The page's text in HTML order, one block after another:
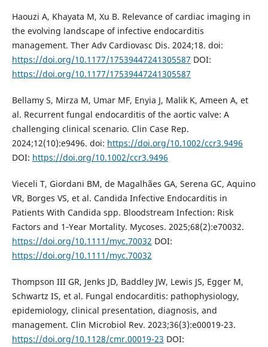
Haouzi A, Khayata M, Xu B. Relevance of cardiac imaging in
the evolving landscape of infective endocarditis
management. Ther Adv Cardiovasc Dis. 2024;18. doi:
https://doi.org/10.1177/17539447241305587 DOI:
https://doi.org/10.1177/17539447241305587
Bellamy S, Mirza M, Umar MF, Enyia J, Malik K, Ameen A, et
al. Recurrent fungal endocarditis of the aortic valve: A
challenging clinical scenario. Clin Case Rep.
2024;12(10):e9496. doi: https://doi.org/10.1002/ccr3.9496
DOI: https://doi.org/10.1002/ccr3.9496
Vieceli T, Giordani BM, de Magalhães GA, Serena GC, Aquino
VR, Borges VS, et al. Candida Infective Endocarditis in
Patients With Candida spp. Bloodstream Infection: Risk
Factors and 1‐Year Mortality. Mycoses. 2025;68(2):e70032.
https://doi.org/10.1111/myc.70032 DOI:
https://doi.org/10.1111/myc.70032
Thompson III GR, Jenks JD, Baddley JW, Lewis JS, Egger M,
Schwartz IS, et al. Fungal endocarditis: pathophysiology,
epidemiology, clinical presentation, diagnosis, and
management. Clin Microbiol Rev. 2023;36(3):e00019-23.
https://doi.org/10.1128/cmr.00019-23 DOI: